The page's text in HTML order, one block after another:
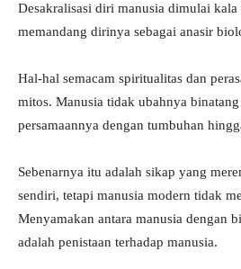
Desakralisasi diri manusia dimulai kala
memandang dirinya sebagai anasir
Hal-hal semacam spiritualitas dan
mitos. Manusia tidak ubahnya
persamaannya dengan tumbuhan
Sebenarnya itu adalah sikap yang
sendiri, tetapi manusia modern tidak
Menyamakan antara manusia dengan
adalah penistaan terhadap manusia.